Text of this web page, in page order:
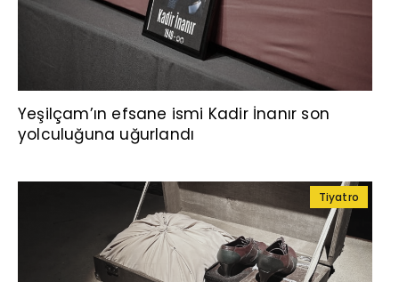
Yeşilçam’ın efsane ismi Kadir İnanır son
yolculuğuna uğurlandı
Tiyatro